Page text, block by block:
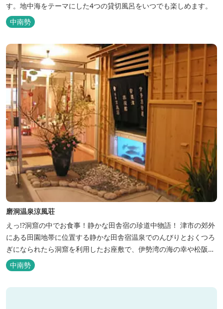
す。地中海をテーマにした4つの貸切風呂をいつでも楽しめます。
中南勢
磨洞温泉涼風荘
えっ!?洞窟の中でお食事！静かな田舎宿の珍道中物語！ 津市の郊外
にある田園地帯に位置する静かな田舎宿温泉でのんびりとおくつろ
ぎになられたら洞窟を利用したお座敷で、伊勢湾の海の幸や松阪肉
を山海賊焼きをお召し上がりいただけます。年中20度前後の天然空
調、お客様を不思議な空間にご案内！ ご宴会には、大広間で和食会
席、日帰り入浴＆お食事ＯＫ。 温泉は、津に来て津の湯をお楽しみ
中南勢